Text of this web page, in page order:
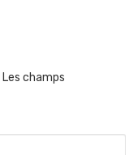
Les champs